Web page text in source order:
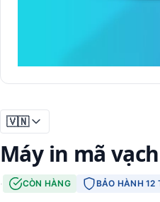
🇻🇳
Máy in mã
· CÒN HÀNG BẢO HÀNH 12